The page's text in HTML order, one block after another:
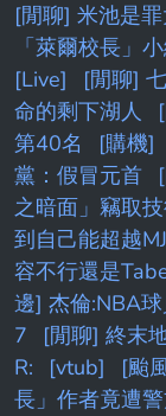
[閒聊] 米池是
「萊爾校長」
[Live]
[閒聊]
命的剩下湖人
第40名
[購機]
黨：假冒元首
之暗面」竊取
到自己能超越MJ
容不行還是
邊] 杰倫:NBA
7
[閒聊] 終末
R:
[vtub] [颱
長」作者竟遭